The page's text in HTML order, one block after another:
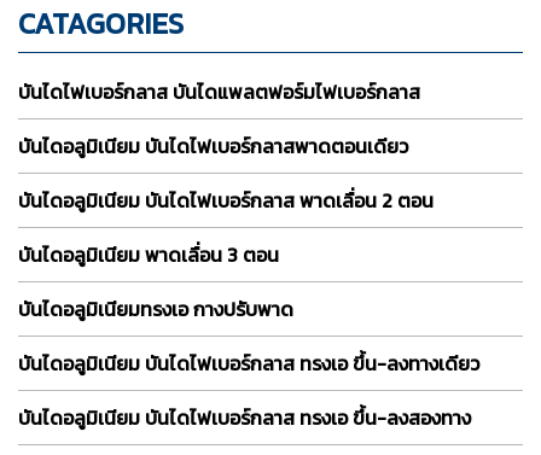
CATAGORIES
บันไดไฟเบอร์กลาส บันไดแพลตฟอร์มไฟเบอร์กลาส
บันไดอลูมิเนียม บันไดไฟเบอร์กลาสพาดตอนเดียว
บันไดอลูมิเนียม บันไดไฟเบอร์กลาส พาดเลื่อน 2 ตอน
บันไดอลูมิเนียม พาดเลื่อน 3 ตอน
บันไดอลูมิเนียมทรงเอ กางปรับพาด
บันไดอลูมิเนียม บันไดไฟเบอร์กลาส ทรงเอ ขึ้น-ลงทางเดียว
บันไดอลูมิเนียม บันไดไฟเบอร์กลาส ทรงเอ ขึ้น-ลงสองทาง